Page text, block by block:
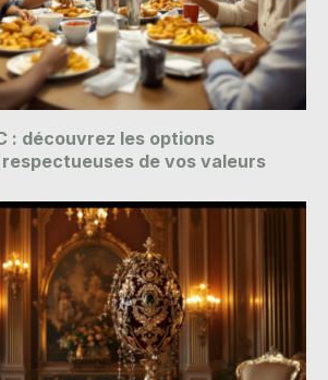
: découvrez les options
de vos valeurs